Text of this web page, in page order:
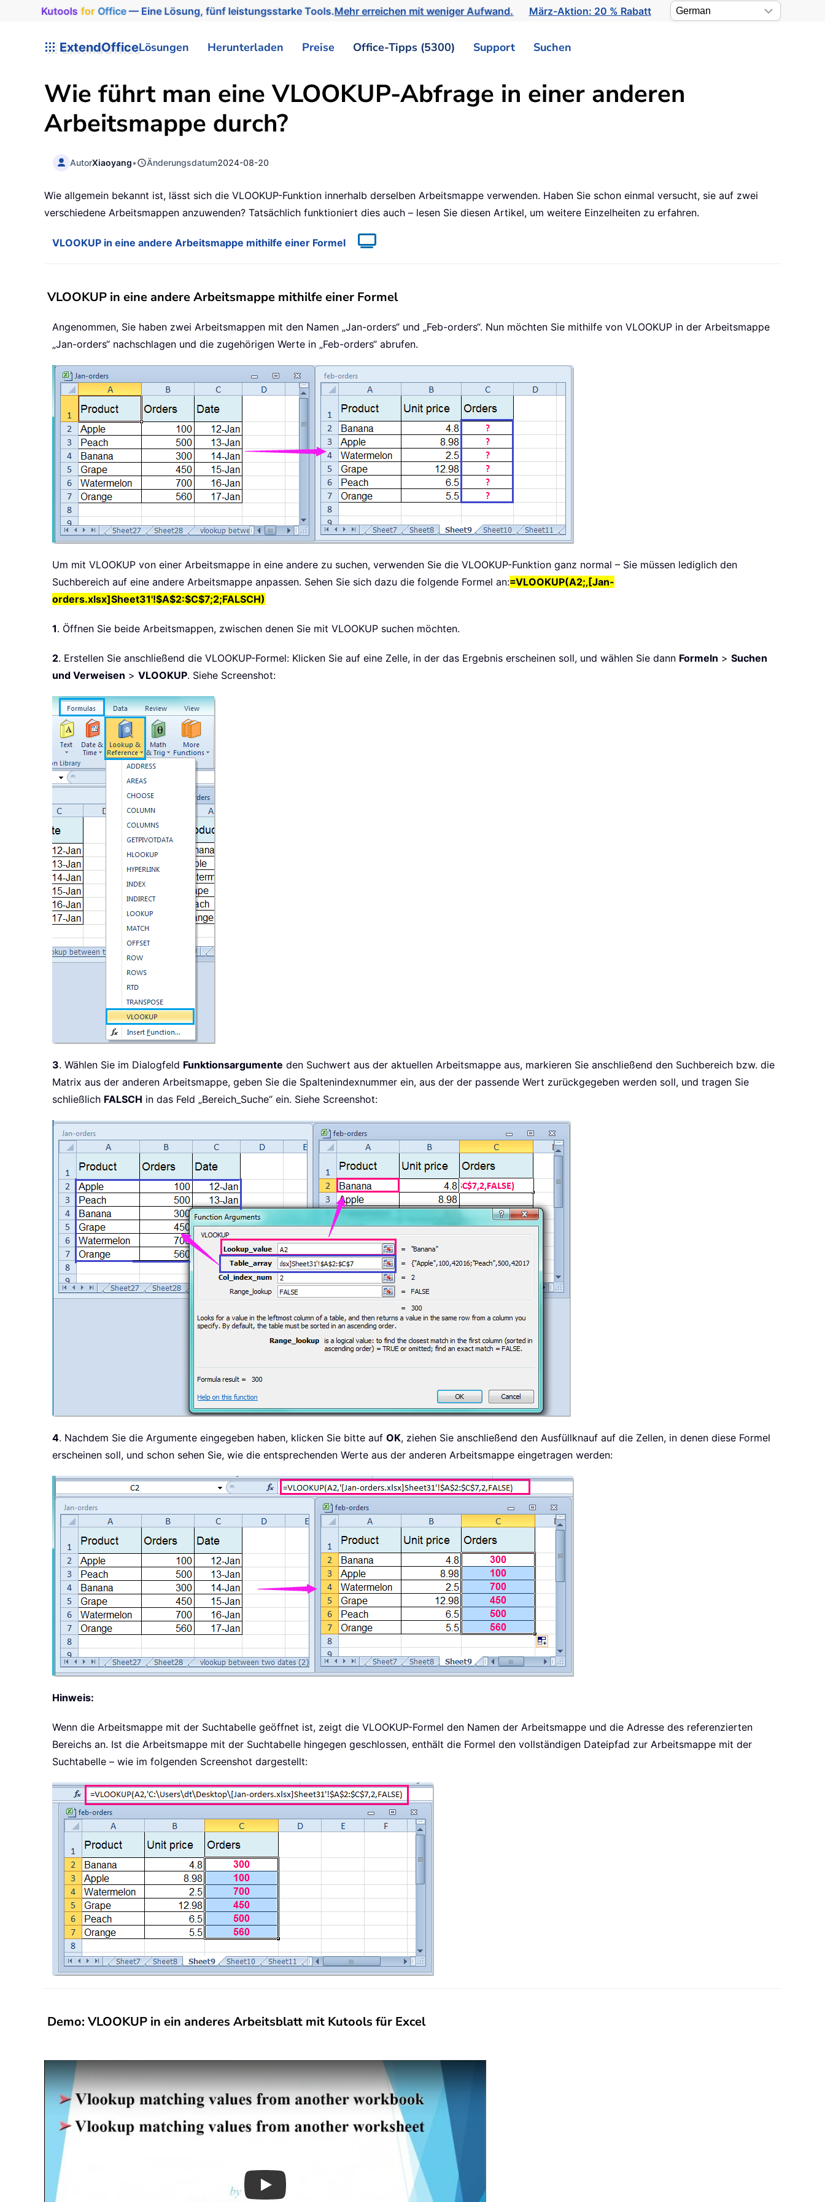
Kutools for Office— Eine Lösung, fünf leistungsstarke Tools.Mehr erreichen mit weniger Aufwand. März-Aktion: 20 % Rabatt
ExtendOfficeLösungen Herunterladen Preise Office-Tipps (5300) Support Suchen
Wie führt man eine VLOOKUP-Abfrage in einer anderen
Arbeitsmappe durch?
AutorXiaoyang• Änderungsdatum2024-08-20
Wie allgemein bekannt ist, lässt sich die VLOOKUP-Funktion innerhalb derselben Arbeitsmappe verwenden. Haben Sie schon einmal versucht, sie auf zwei
verschiedene Arbeitsmappen anzuwenden? Tatsächlich funktioniert dies auch – lesen Sie diesen Artikel, um weitere Einzelheiten zu erfahren.
VLOOKUP in eine andere Arbeitsmappe mithilfe einer Formel
VLOOKUP in eine andere Arbeitsmappe mithilfe einer Formel
Angenommen, Sie haben zwei Arbeitsmappen mit den Namen „Jan-orders“ und „Feb-orders“. Nun möchten Sie mithilfe von VLOOKUP in der Arbeitsmappe
„Jan-orders“ nachschlagen und die zugehörigen Werte in „Feb-orders“ abrufen.
Um mit VLOOKUP von einer Arbeitsmappe in eine andere zu suchen, verwenden Sie die VLOOKUP-Funktion ganz normal – Sie müssen lediglich den
Suchbereich auf eine andere Arbeitsmappe anpassen. Sehen Sie sich dazu die folgende Formel an:=VLOOKUP(A2;‚[Jan-
orders.xlsx]Sheet31'!$A$2:$C$7;2;FALSCH)
1. Öffnen Sie beide Arbeitsmappen, zwischen denen Sie mit VLOOKUP suchen möchten.
2. Erstellen Sie anschließend die VLOOKUP-Formel: Klicken Sie auf eine Zelle, in der das Ergebnis erscheinen soll, und wählen Sie dann Formeln > Suchen
und Verweisen > VLOOKUP. Siehe Screenshot:
3. Wählen Sie im Dialogfeld Funktionsargumente den Suchwert aus der aktuellen Arbeitsmappe aus, markieren Sie anschließend den Suchbereich bzw. die
Matrix aus der anderen Arbeitsmappe, geben Sie die Spaltenindexnummer ein, aus der der passende Wert zurückgegeben werden soll, und tragen Sie
schließlich FALSCH in das Feld „Bereich_Suche“ ein. Siehe Screenshot:
4. Nachdem Sie die Argumente eingegeben haben, klicken Sie bitte auf OK, ziehen Sie anschließend den Ausfüllknauf auf die Zellen, in denen diese Formel
erscheinen soll, und schon sehen Sie, wie die entsprechenden Werte aus der anderen Arbeitsmappe eingetragen werden:
Hinweis:
Wenn die Arbeitsmappe mit der Suchtabelle geöffnet ist, zeigt die VLOOKUP-Formel den Namen der Arbeitsmappe und die Adresse des referenzierten
Bereichs an. Ist die Arbeitsmappe mit der Suchtabelle hingegen geschlossen, enthält die Formel den vollständigen Dateipfad zur Arbeitsmappe mit der
Suchtabelle – wie im folgenden Screenshot dargestellt:
Demo: VLOOKUP in ein anderes Arbeitsblatt mit Kutools für Excel
Play